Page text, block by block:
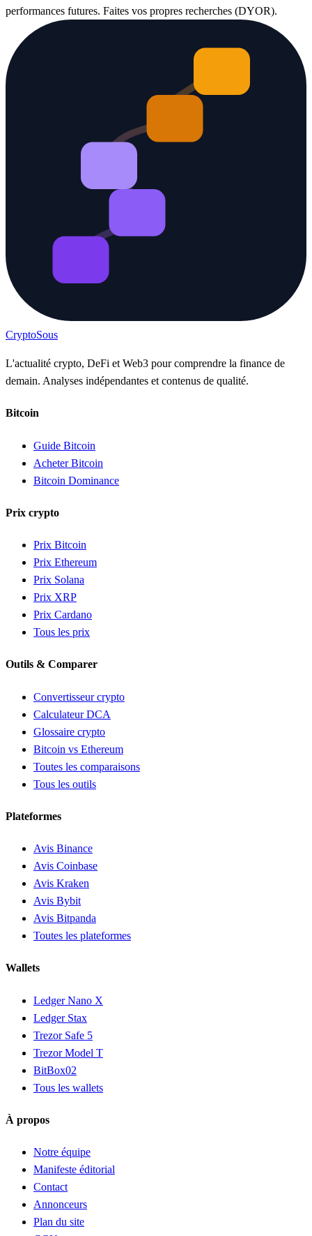
performances futures. Faites vos propres recherches (DYOR).
CryptoSous
L'actualité crypto, DeFi et Web3 pour comprendre la finance de
demain. Analyses indépendantes et contenus de qualité.
Bitcoin
Guide Bitcoin
Acheter Bitcoin
Bitcoin Dominance
Prix crypto
Prix Bitcoin
Prix Ethereum
Prix Solana
Prix XRP
Prix Cardano
Tous les prix
Outils & Comparer
Convertisseur crypto
Calculateur DCA
Glossaire crypto
Bitcoin vs Ethereum
Toutes les comparaisons
Tous les outils
Plateformes
Avis Binance
Avis Coinbase
Avis Kraken
Avis Bybit
Avis Bitpanda
Toutes les plateformes
Wallets
Ledger Nano X
Ledger Stax
Trezor Safe 5
Trezor Model T
BitBox02
Tous les wallets
À propos
Notre équipe
Manifeste éditorial
Contact
Annonceurs
Plan du site